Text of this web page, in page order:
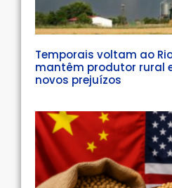
Temporais voltam ao
mantêm produtor rural
novos prejuízos